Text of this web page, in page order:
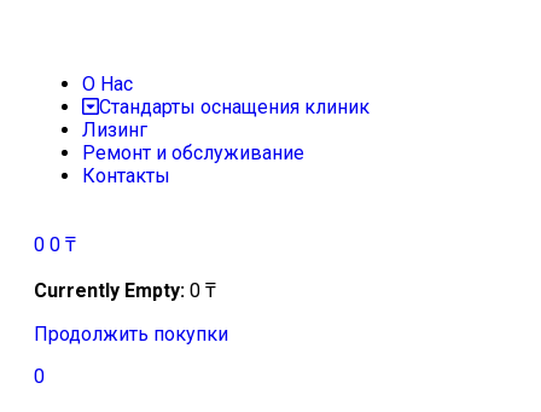
О Нас
Стандарты оснащения клиник
Лизинг
Ремонт и обслуживание
Контакты
0 0 ₸
Currently Empty: 0 ₸
Продолжить покупки
0